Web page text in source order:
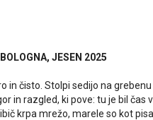
JESEN 2025
in čisto. Stolpi sedijo na
in razgled, ki pove: tu je bil čas
krpa mrežo, marele so kot